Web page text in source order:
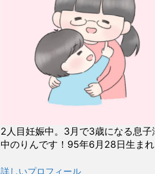
2人目妊娠中。3月で3歳になる息子
中のりんです！95年6月28日生まれ
詳しいプロフィール